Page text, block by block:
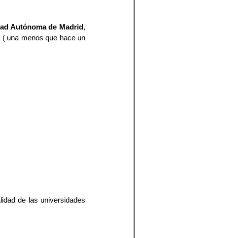
Autónoma de Madrid,
una menos que hace un
de las universidades